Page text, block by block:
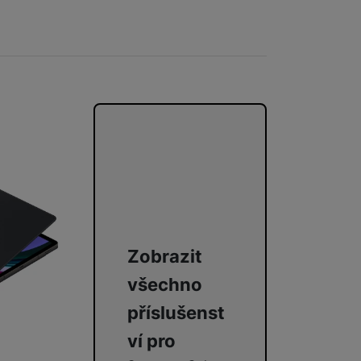
Zobrazit
všechno
příslušenst
ví pro